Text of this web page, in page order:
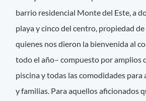
barrio residencial Monte del Este, a
playa y cinco del centro, propiedad de
quienes nos dieron la bienvenida al
todo el año– compuesto por amplios
piscina y todas las comodidades para
y familias. Para aquellos aficionados